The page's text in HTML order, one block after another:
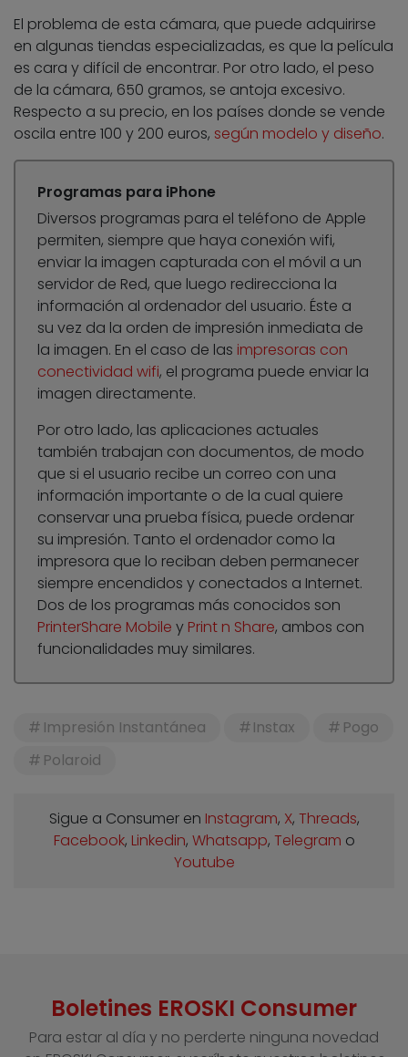
El problema de esta cámara, que puede adquirirse
en algunas tiendas especializadas, es que la película
es cara y difícil de encontrar. Por otro lado, el peso
de la cámara, 650 gramos, se antoja excesivo.
Respecto a su precio, en los países donde se vende
oscila entre 100 y 200 euros, según modelo y diseño.
Programas para iPhone
Diversos programas para el teléfono de Apple
permiten, siempre que haya conexión wifi,
enviar la imagen capturada con el móvil a un
servidor de Red, que luego redirecciona la
información al ordenador del usuario. Éste a
su vez da la orden de impresión inmediata de
la imagen. En el caso de las impresoras con
conectividad wifi, el programa puede enviar la
imagen directamente.
Por otro lado, las aplicaciones actuales
también trabajan con documentos, de modo
que si el usuario recibe un correo con una
información importante o de la cual quiere
conservar una prueba física, puede ordenar
su impresión. Tanto el ordenador como la
impresora que lo reciban deben permanecer
siempre encendidos y conectados a Internet.
Dos de los programas más conocidos son
PrinterShare Mobile y Print n Share, ambos con
funcionalidades muy similares.
Impresión Instantánea Instax
Pogo
Polaroid
Sigue a Consumer en Instagram, X, Threads,
Facebook, Linkedin, Whatsapp, Telegram o
Youtube
Boletines EROSKI Consumer
Para estar al día y no perderte ninguna novedad